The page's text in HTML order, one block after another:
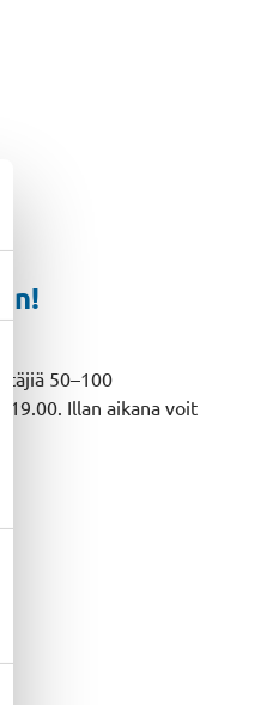
50–100
Illan aikana voit